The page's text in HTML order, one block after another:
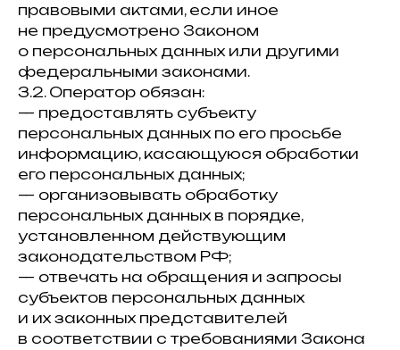
правовыми актами, если иное
не предусмотрено Законом
о персональных данных или другими
федеральными законами.
3.2. Оператор обязан:
— предоставлять субъекту
персональных данных по его просьбе
информацию, касающуюся обработки
его персональных данных;
— организовывать обработку
персональных данных в порядке,
установленном действующим
законодательством РФ;
— отвечать на обращения и запросы
субъектов персональных данных
и их законных представителей
в соответствии с требованиями Закона